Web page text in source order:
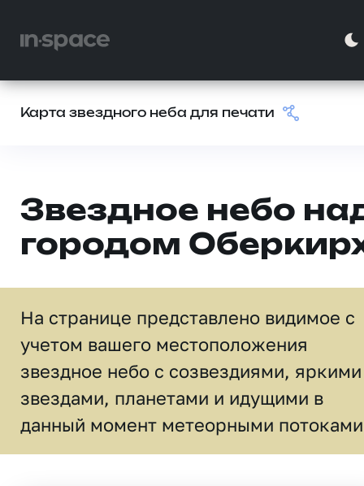
Карта звездного неба для печати
Звездное небо
городом
На странице представлено видимое c
учетом вашего местоположения
звездное небо c созвездиями, яркими
звездами, планетами и идущими в
данный момент метеорными